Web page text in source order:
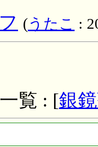
(うたこ :
覧 : [銀